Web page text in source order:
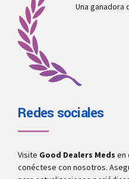
Una ganadora
Redes sociales
Visite Good Dealers Meds en
conéctese con nosotros.